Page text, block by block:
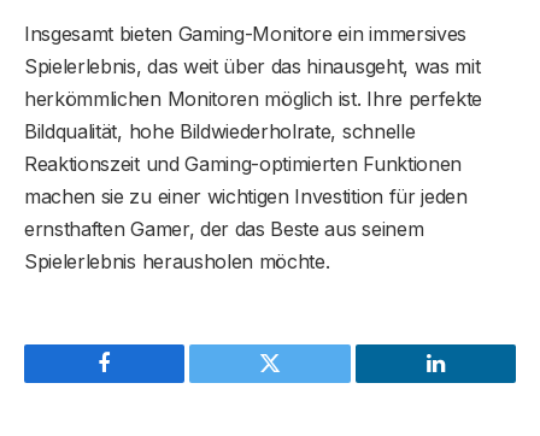
Insgesamt bieten Gaming-Monitore ein immersives
Spielerlebnis, das weit über das hinausgeht, was mit
herkömmlichen Monitoren möglich ist. Ihre perfekte
Bildqualität, hohe Bildwiederholrate, schnelle
Reaktionszeit und Gaming-optimierten Funktionen
machen sie zu einer wichtigen Investition für jeden
ernsthaften Gamer, der das Beste aus seinem
Spielerlebnis herausholen möchte.
Facebook Twitter LinkedIn